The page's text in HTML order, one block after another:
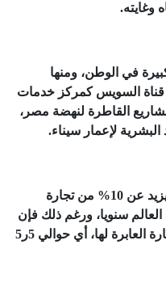
في الوطن، ومنها
قناة السويس كمركز خدمات
القاطرة لنهضة مصر،
لإعمار سيناء.
وأضاف أن قناة السويس تمر بها ما يزيد عن 10% من تجارة
حاويات العالم سنويا، ورغم ذلك فإن
عائدها لا يتعدى 03ر% من قيمة التجارة العابرة لها، أي حوالي 5ر5